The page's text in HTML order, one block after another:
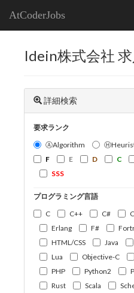
AtCoderJobs
Idein株式会社
詳細検索
要求ランク
ⒶAlgorithm
F
E D C
SSS
プログラミング言語
C
C++ C#
Erlang
F#
HTML/CSS
Java
Lua
Objective-C
PHP
Python2
Rust
Scala